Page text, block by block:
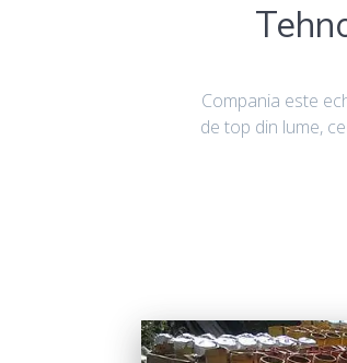
Compania este
de top din lume,